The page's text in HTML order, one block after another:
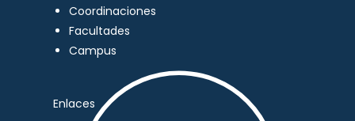
Coordinaciones
Facultades
Campus
Enlaces